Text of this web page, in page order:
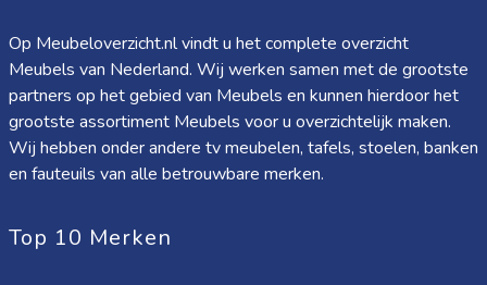
Op Meubeloverzicht.nl vindt u het complete overzicht
Meubels van Nederland. Wij werken samen met de grootste
partners op het gebied van Meubels en kunnen hierdoor het
grootste assortiment Meubels voor u overzichtelijk maken.
Wij hebben onder andere tv meubelen, tafels, stoelen, banken
en fauteuils van alle betrouwbare merken.
Top 10 Merken